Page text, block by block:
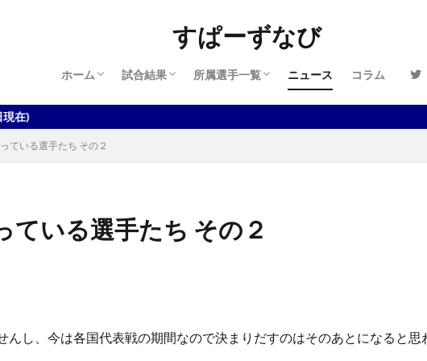
すぱーずなび
ホーム
管理人情報
プライバシーポリシー
お問い合わせ
試合結果
2024-2025
2023-2024
2022-2023
2021-2022
2020-2021
2019-2020
2018-2019
2017-2018
所属選手一覧
2024-2025
2023-2024
2022-2023
2021-2022
2020-2021
2019-2020
2018-2019
2017-2018
2016-2017
ニュース コラム
ている選手たち その２
ている選手たち その２
し、今は各国代表戦の期間なので決まりだすのはそのあとになると思